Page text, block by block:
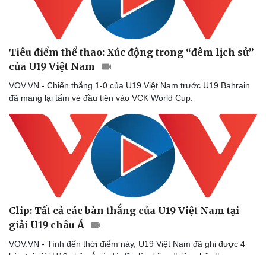
Doanh nghiệp
Thông tin doanh nghiệp
Doanh nghiệp 24h
Doanh nhân
Vì cộng đồng
Công nghệ
Sành điệu
Tin Công nghệ
Trải nghiệm
Tiêu điểm thể thao: Xúc động trong “đêm lịch sử”
của U19 Việt Nam
VOV.VN - Chiến thắng 1-0 của U19 Việt Nam trước U19 Bahrain
đã mang lại tấm vé đầu tiên vào VCK World Cup.
Clip: Tất cả các bàn thắng của U19 Việt Nam tại
giải U19 châu Á
VOV.VN - Tính đến thời điểm này, U19 Việt Nam đã ghi được 4